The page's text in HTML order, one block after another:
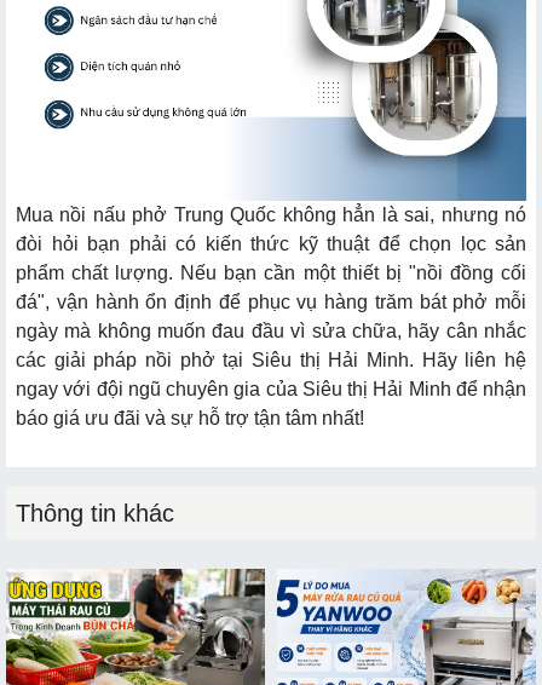
Mua nồi nấu phở Trung Quốc không hẳn là sai, nhưng nó
đòi hỏi bạn phải có kiến thức kỹ thuật để chọn lọc sản
phẩm chất lượng. Nếu bạn cần một thiết bị "nồi đồng cối
đá", vận hành ổn định để phục vụ hàng trăm bát phở mỗi
ngày mà không muốn đau đầu vì sửa chữa, hãy cân nhắc
các giải pháp nồi phở tại Siêu thị Hải Minh. Hãy liên hệ
ngay với đội ngũ chuyên gia của Siêu thị Hải Minh để nhận
báo giá ưu đãi và sự hỗ trợ tận tâm nhất!
Thông tin khác